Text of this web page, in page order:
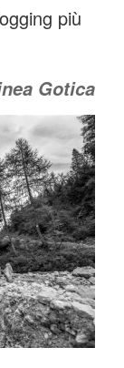
più
Gotica